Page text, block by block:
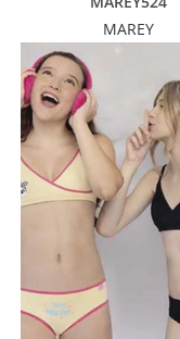
MAREY